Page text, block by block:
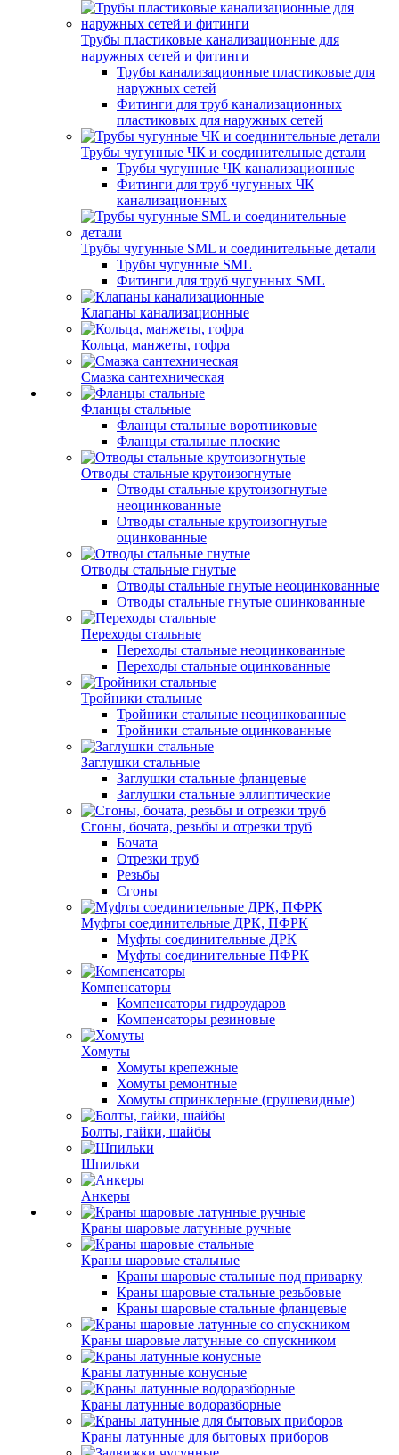
Трубы пластиковые канализационные для
наружных сетей и фитинги
Трубы канализационные пластиковые для
наружных сетей
Фитинги для труб канализационных
пластиковых для наружных сетей
Трубы чугунные ЧК и соединительные детали
Трубы чугунные ЧК канализационные
Фитинги для труб чугунных ЧК
канализационных
Трубы чугунные SML и соединительные детали
Трубы чугунные SML
Фитинги для труб чугунных SML
Клапаны канализационные
Кольца, манжеты, гофра
Смазка сантехническая
Фланцы стальные
Фланцы стальные воротниковые
Фланцы стальные плоские
Отводы стальные крутоизогнутые
Отводы стальные крутоизогнутые
неоцинкованные
Отводы стальные крутоизогнутые
оцинкованные
Отводы стальные гнутые
Отводы стальные гнутые неоцинкованные
Отводы стальные гнутые оцинкованные
Переходы стальные
Переходы стальные неоцинкованные
Переходы стальные оцинкованные
Тройники стальные
Тройники стальные неоцинкованные
Тройники стальные оцинкованные
Заглушки стальные
Заглушки стальные фланцевые
Заглушки стальные эллиптические
Сгоны, бочата, резьбы и отрезки труб
Бочата
Отрезки труб
Резьбы
Сгоны
Муфты соединительные ДРК, ПФРК
Муфты соединительные ДРК
Муфты соединительные ПФРК
Компенсаторы
Компенсаторы гидроударов
Компенсаторы резиновые
Хомуты
Хомуты крепежные
Хомуты ремонтные
Хомуты спринклерные (грушевидные)
Болты, гайки, шайбы
Шпильки
Анкеры
Краны шаровые латунные ручные
Краны шаровые стальные
Краны шаровые стальные под приварку
Краны шаровые стальные резьбовые
Краны шаровые стальные фланцевые
Краны шаровые латунные со спускником
Краны латунные конусные
Краны латунные водоразборные
Краны латунные для бытовых приборов